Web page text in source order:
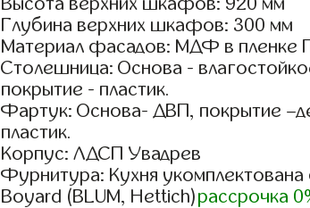
Глубина верхних шкафов: 300 мм
Материал фасадов: МДФ в пленке
Столешница: Основа -
покрытие - пластик.
Фартук: Основа- ДВП, покрытие
пластик.
Корпус: ЛДСП Увадрев
Фурнитура: Кухня
Boyard (BLUM, Hettich)рассрочка